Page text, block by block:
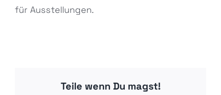
für Ausstellungen.
Teile wenn Du magst!